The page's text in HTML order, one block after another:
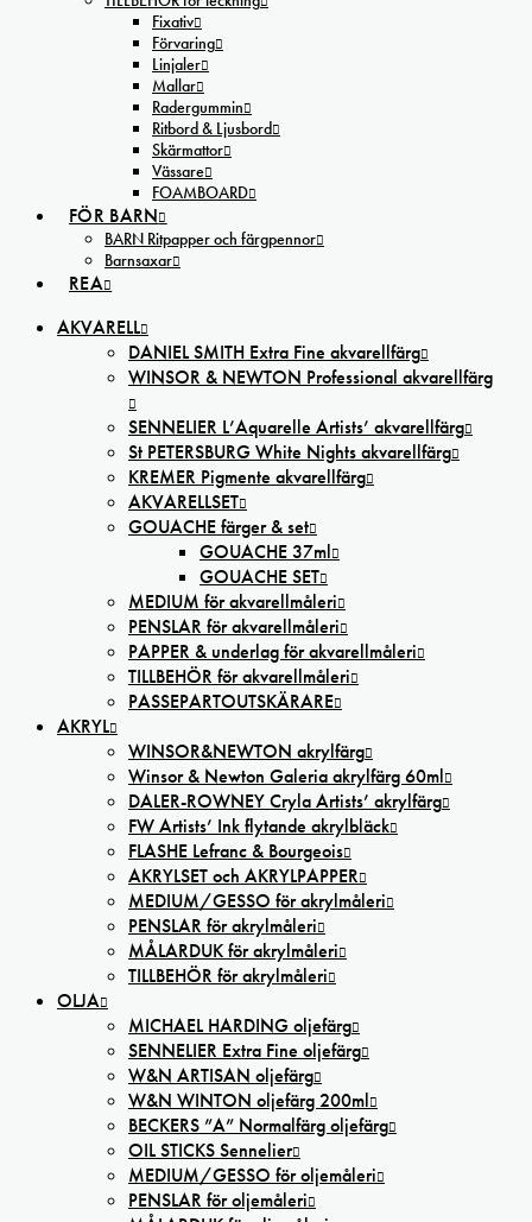
Fixativ
Förvaring
Linjaler
Mallar
Radergummin
Ritbord & Ljusbord
Skärmattor
Vässare
FOAMBOARD
FÖR BARN
BARN Ritpapper och färgpennor
Barnsaxar
REA
AKVARELL
DANIEL SMITH Extra Fine akvarellfärg
WINSOR & NEWTON Professional akvarellfärg
SENNELIER L’Aquarelle Artists’ akvarellfärg
St PETERSBURG White Nights akvarellfärg
KREMER Pigmente akvarellfärg
AKVARELLSET
GOUACHE färger & set
GOUACHE 37ml
GOUACHE SET
MEDIUM för akvarellmåleri
PENSLAR för akvarellmåleri
PAPPER & underlag för akvarellmåleri
TILLBEHÖR för akvarellmåleri
PASSEPARTOUTSKÄRARE
AKRYL
WINSOR&NEWTON akrylfärg
Winsor & Newton Galeria akrylfärg 60ml
DALER-ROWNEY Cryla Artists’ akrylfärg
FW Artists’ Ink flytande akrylbläck
FLASHE Lefranc & Bourgeois
AKRYLSET och AKRYLPAPPER
MEDIUM/GESSO för akrylmåleri
PENSLAR för akrylmåleri
MÅLARDUK för akrylmåleri
TILLBEHÖR för akrylmåleri
OLJA
MICHAEL HARDING oljefärg
SENNELIER Extra Fine oljefärg
W&N ARTISAN oljefärg
W&N WINTON oljefärg 200ml
BECKERS ”A” Normalfärg oljefärg
OIL STICKS Sennelier
MEDIUM/GESSO för oljemåleri
PENSLAR för oljemåleri